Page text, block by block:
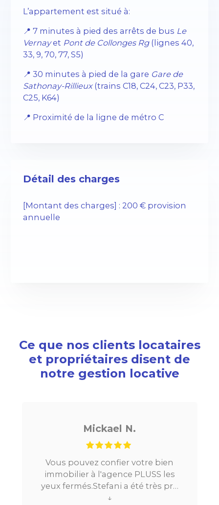
L’appartement est situé à:
📍 7 minutes à pied des arrêts de bus Le
Vernayet Pont de Collonges Rg(lignes 40,
33, 9, 70, 77, S5)
📍 30 minutes à pied de la gare Gare de
Sathonay-Rillieux(trains C18, C24, C23, P33,
C25, K64)
📍 Proximité de la ligne de métro C
Détail des charges
[Montant des charges] : 200 € provision
annuelle
Ce que nos clients locataires
et propriétaires disent de
notre gestion locative
confier votre bien
à l'agence PLUSS les
a été très pro
Je cherchais
Paris, tout s’est
la mise en